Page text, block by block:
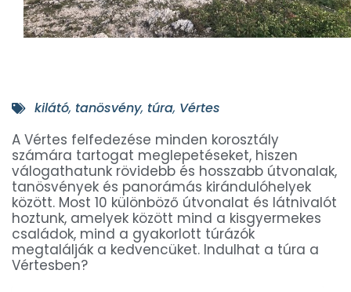
kilátó, tanösvény, túra, Vértes
A Vértes felfedezése minden korosztály
számára tartogat meglepetéseket, hiszen
válogathatunk rövidebb és hosszabb útvonalak,
tanösvények és panorámás kirándulóhelyek
között. Most 10 különböző útvonalat és látnivalót
hoztunk, amelyek között mind a kisgyermekes
családok, mind a gyakorlott túrázók
megtalálják a kedvencüket. Indulhat a túra a
Vértesben?